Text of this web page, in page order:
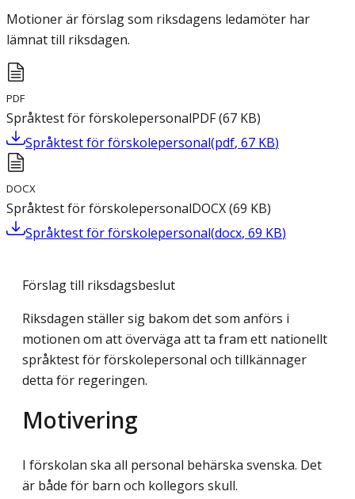
Motioner är förslag som riksdagens ledamöter har
lämnat till riksdagen.
PDF
Språktest för förskolepersonalPDF(67 KB)
Språktest för förskolepersonal(pdf, 67 KB)
DOCX
Språktest för förskolepersonalDOCX(69 KB)
Språktest för förskolepersonal(docx, 69 KB)
Förslag till riksdagsbeslut
Riksdagen ställer sig bakom det som anförs i
motionen om att överväga att ta fram ett nationellt
språktest för förskolepersonal och tillkännager
detta för regeringen.
Motivering
I förskolan ska all personal behärska svenska. Det
är både för barn och kollegors skull.